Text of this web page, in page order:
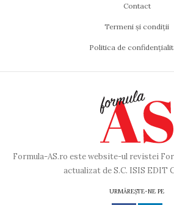
Contact
Termeni și condiții
Politica de
Formula-AS.ro este website-ul revistei
actualizat de S.C. ISIS EDIT
URMĂREȘTE-NE PE